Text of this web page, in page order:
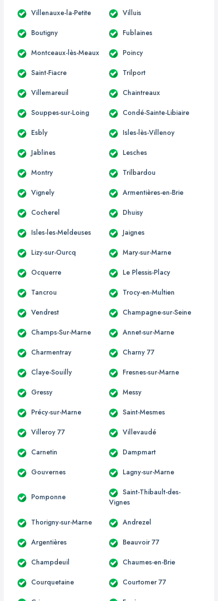
Villenauxe-la-Petite Villuis
Boutigny Fublaines
Montceaux-lès-Meaux Poincy
Saint-Fiacre Trilport
Villemareuil Chaintreaux
Souppes-sur-Loing Condé-Sainte-Libiaire
Esbly Isles-lès-Villenoy
Jablines Lesches
Montry Trilbardou
Vignely Armentières-en-Brie
Cocherel Dhuisy
Isles-les-Meldeuses Jaignes
Lizy-sur-Ourcq Mary-sur-Marne
Ocquerre Le Plessis-Placy
Tancrou Trocy-en-Multien
Vendrest Champagne-sur-Seine
Champs-Sur-Marne Annet-sur-Marne
Charmentray Charny 77
Claye-Souilly Fresnes-sur-Marne
Gressy Messy
Précy-sur-Marne Saint-Mesmes
Villeroy 77 Villevaudé
Carnetin Dampmart
Gouvernes Lagny-sur-Marne
Pomponne
Saint-Thibault-des-
Vignes
Thorigny-sur-Marne Andrezel
Argentières Beauvoir 77
Champdeuil Chaumes-en-Brie
Courquetaine Courtomer 77